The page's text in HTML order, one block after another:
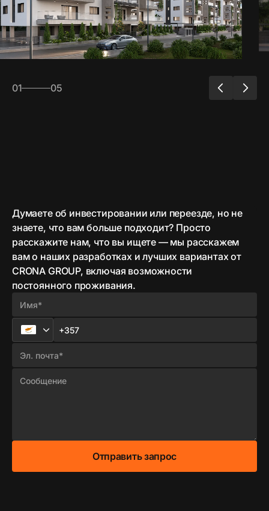
01 05
Думаете об инвестировании или переезде, но не
знаете, что вам больше подходит? Просто
расскажите нам, что вы ищете — мы расскажем
вам о наших разработках и лучших вариантах от
CRONA GROUP, включая возможности
постоянного проживания.